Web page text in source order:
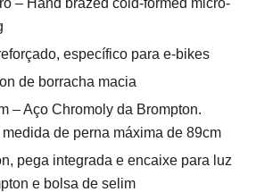
específico para e-bikes
de borracha macia
– Aço Chromoly da Brompton.
de perna máxima de 89cm
pega integrada e encaixe para luz
e bolsa de selim